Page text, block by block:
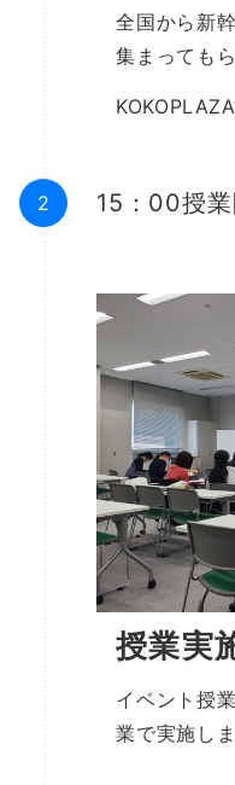
全国から新
集まっても
15：00授
授業実
イベント授
業で実施し